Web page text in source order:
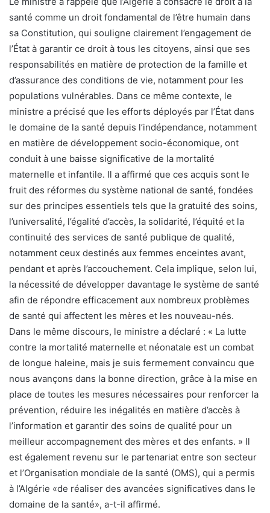
santé comme un droit fondamental de l’être humain dans
sa Constitution, qui souligne clairement l’engagement de
l’État à garantir ce droit à tous les citoyens, ainsi que ses
responsabilités en matière de protection de la famille et
d’assurance des conditions de vie, notamment pour les
populations vulnérables. Dans ce même contexte, le
ministre a précisé que les efforts déployés par l’État dans
le domaine de la santé depuis l’indépendance, notamment
en matière de développement socio-économique, ont
conduit à une baisse significative de la mortalité
maternelle et infantile. Il a affirmé que ces acquis sont le
fruit des réformes du système national de santé, fondées
sur des principes essentiels tels que la gratuité des soins,
l’universalité, l’égalité d’accès, la solidarité, l’équité et la
continuité des services de santé publique de qualité,
notamment ceux destinés aux femmes enceintes avant,
pendant et après l’accouchement. Cela implique, selon lui,
la nécessité de développer davantage le système de santé
afin de répondre efficacement aux nombreux problèmes
de santé qui affectent les mères et les nouveau-nés.
Dans le même discours, le ministre a déclaré : « La lutte
contre la mortalité maternelle et néonatale est un combat
de longue haleine, mais je suis fermement convaincu que
nous avançons dans la bonne direction, grâce à la mise en
place de toutes les mesures nécessaires pour renforcer la
prévention, réduire les inégalités en matière d’accès à
l’information et garantir des soins de qualité pour un
meilleur accompagnement des mères et des enfants. » Il
est également revenu sur le partenariat entre son secteur
et l’Organisation mondiale de la santé (OMS), qui a permis
à l’Algérie «de réaliser des avancées significatives dans le
domaine de la santé», a-t-il affirmé.